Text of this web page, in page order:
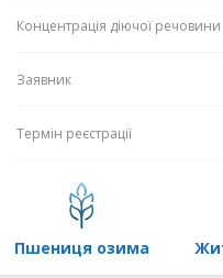
Концентрація діючої речовини
Заявник
Термін реєстрації
пшениця озима